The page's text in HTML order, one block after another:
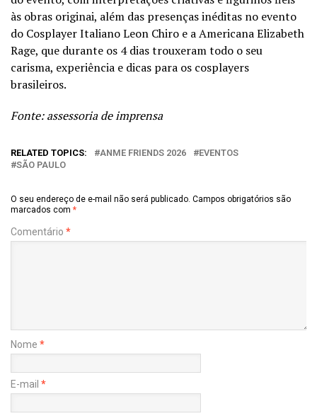
às obras originai, além das presenças inéditas no evento
do Cosplayer Italiano Leon Chiro e a Americana Elizabeth
Rage, que durante os 4 dias trouxeram todo o seu
carisma, experiência e dicas para os cosplayers
brasileiros.
Fonte: assessoria de imprensa
RELATED TOPICS: ANME FRIENDS 2026
EVENTOS
SÃO PAULO
O seu endereço de e-mail não será publicado. Campos obrigatórios são
marcados com *
Comentário *
Nome *
E-mail *